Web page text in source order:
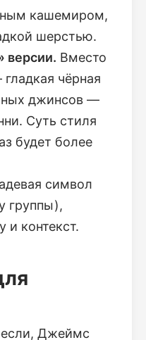
кашемиром,
шерстью.
версии. Вместо
чёрная
джинсов —
Суть стиля
будет более
символ
группы),
и контекст.
Джеймс